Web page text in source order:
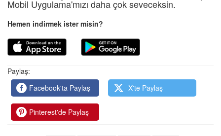
Mobil Uygulama'mızı daha çok seveceksin.
Hemen indirmek ister misin?
Paylaş:
Facebook'ta Paylaş
X'te Paylaş
Pinterest'de Paylaş